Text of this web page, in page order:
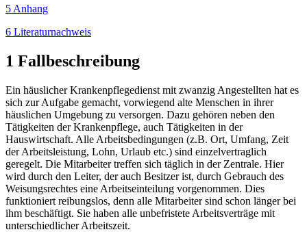
5 Anhang
6 Literaturnachweis
1 Fallbeschreibung
Ein häuslicher Krankenpflegedienst mit zwanzig Angestellten hat es
sich zur Aufgabe gemacht, vorwiegend alte Menschen in ihrer
häuslichen Umgebung zu versorgen. Dazu gehören neben den
Tätigkeiten der Krankenpflege, auch Tätigkeiten in der
Hauswirtschaft. Alle Arbeitsbedingungen (z.B. Ort, Umfang, Zeit
der Arbeitsleistung, Lohn, Urlaub etc.) sind einzelvertraglich
geregelt. Die Mitarbeiter treffen sich täglich in der Zentrale. Hier
wird durch den Leiter, der auch Besitzer ist, durch Gebrauch des
Weisungsrechtes eine Arbeitseinteilung vorgenommen. Dies
funktioniert reibungslos, denn alle Mitarbeiter sind schon länger bei
ihm beschäftigt. Sie haben alle unbefristete Arbeitsverträge mit
unterschiedlicher Arbeitszeit.